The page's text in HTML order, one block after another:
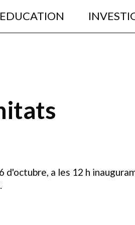
EDUCATION
d'octubre, a les 12 h